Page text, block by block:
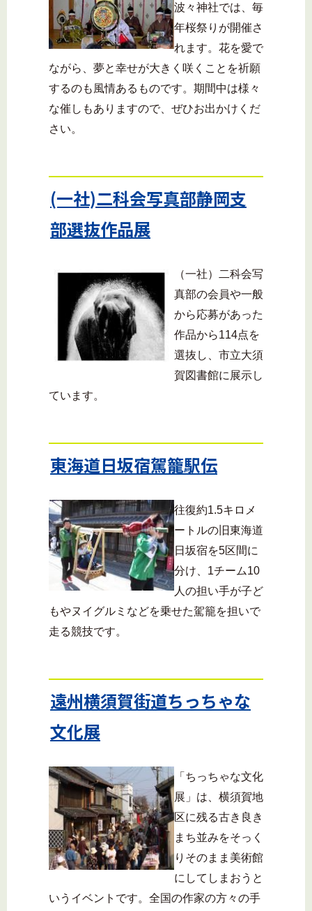
波々神社では、毎
年桜祭りが開催さ
れます。花を愛で
ながら、夢と幸せが大きく咲くことを祈願
するのも風情あるものです。期間中は様々
な催しもありますので、ぜひお出かけくだ
さい。
(一社)二科会写真部静岡支
部選抜作品展
（一社）二科会写
真部の会員や一般
から応募があった
作品から114点を
選抜し、市立大須
賀図書館に展示し
ています。
東海道日坂宿駕籠駅伝
往復約1.5キロメ
ートルの旧東海道
日坂宿を5区間に
分け、1チーム10
人の担い手が子ど
もやヌイグルミなどを乗せた駕籠を担いで
走る競技です。
遠州横須賀街道ちっちゃな
文化展
「ちっちゃな文化
展」は、横須賀地
区に残る古き良き
まち並みをそっく
りそのまま美術館
にしてしまおうと
いうイベントです。全国の作家の方々の手